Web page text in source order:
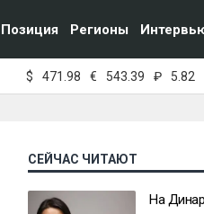
Позиция Регионы
$ 471.98 € 543.39 ₽ 5.82
СЕЙЧАС ЧИТАЮТ
На